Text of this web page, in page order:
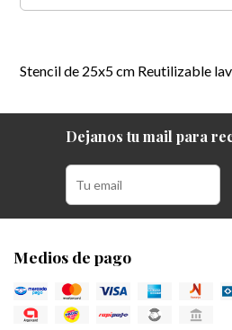
Stencil de 25x5 cm Reutilizable
Dejanos tu mail para
Medios de pago